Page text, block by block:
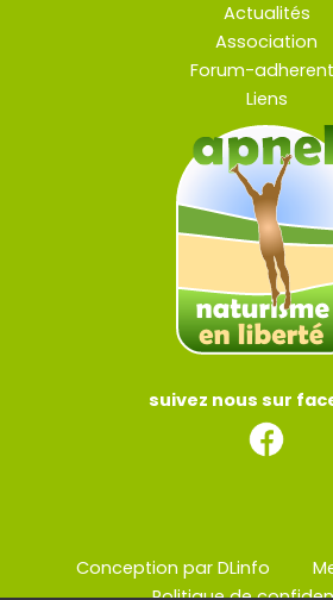
Actualités
Association
Forum-
Liens
suivez nous sur
Conception par DLinfo